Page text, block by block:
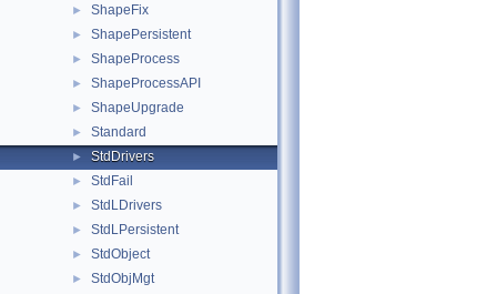
► ShapeFix
► ShapePersistent
► ShapeProcess
► ShapeProcessAPI
► ShapeUpgrade
► Standard
► StdDrivers
► StdFail
► StdLDrivers
► StdLPersistent
► StdObject
► StdObjMgt